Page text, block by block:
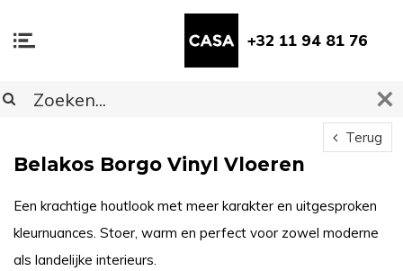
+32 11 94 81 76
Terug
Belakos Borgo Vinyl Vloeren
Een krachtige houtlook met meer karakter en uitgesproken
kleurnuances. Stoer, warm en perfect voor zowel moderne
als landelijke interieurs.